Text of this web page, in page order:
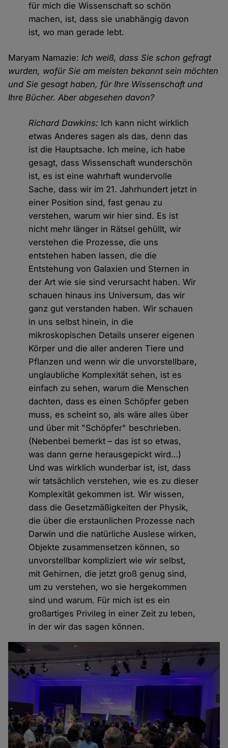
für mich die Wissenschaft so schön
machen, ist, dass sie unabhängig davon
ist, wo man gerade lebt.
Maryam Namazie:Ich weiß, dass Sie schon gefragt
wurden, wofür Sie am meisten bekannt sein möchten
und Sie gesagt haben, für Ihre Wissenschaft und
Ihre Bücher. Aber abgesehen davon?
Richard Dawkins: Ich kann nicht wirklich
etwas Anderes sagen als das, denn das
ist die Hauptsache. Ich meine, ich habe
gesagt, dass Wissenschaft wunderschön
ist, es ist eine wahrhaft wundervolle
Sache, dass wir im 21. Jahrhundert jetzt in
einer Position sind, fast genau zu
verstehen, warum wir hier sind. Es ist
nicht mehr länger in Rätsel gehüllt, wir
verstehen die Prozesse, die uns
entstehen haben lassen, die die
Entstehung von Galaxien und Sternen in
der Art wie sie sind verursacht haben. Wir
schauen hinaus ins Universum, das wir
ganz gut verstanden haben. Wir schauen
in uns selbst hinein, in die
mikroskopischen Details unserer eigenen
Körper und die aller anderen Tiere und
Pflanzen und wenn wir die unvorstellbare,
unglaubliche Komplexität sehen, ist es
einfach zu sehen, warum die Menschen
dachten, dass es einen Schöpfer geben
muss, es scheint so, als wäre alles über
und über mit "Schöpfer" beschrieben.
(Nebenbei bemerkt – das ist so etwas,
was dann gerne herausgepickt wird…)
Und was wirklich wunderbar ist, ist, dass
wir tatsächlich verstehen, wie es zu dieser
Komplexität gekommen ist. Wir wissen,
dass die Gesetzmäßigkeiten der Physik,
die über die erstaunlichen Prozesse nach
Darwin und die natürliche Auslese wirken,
Objekte zusammensetzen können, so
unvorstellbar kompliziert wie wir selbst,
mit Gehirnen, die jetzt groß genug sind,
um zu verstehen, wo sie hergekommen
sind und warum. Für mich ist es ein
großartiges Privileg in einer Zeit zu leben,
in der wir das sagen können.